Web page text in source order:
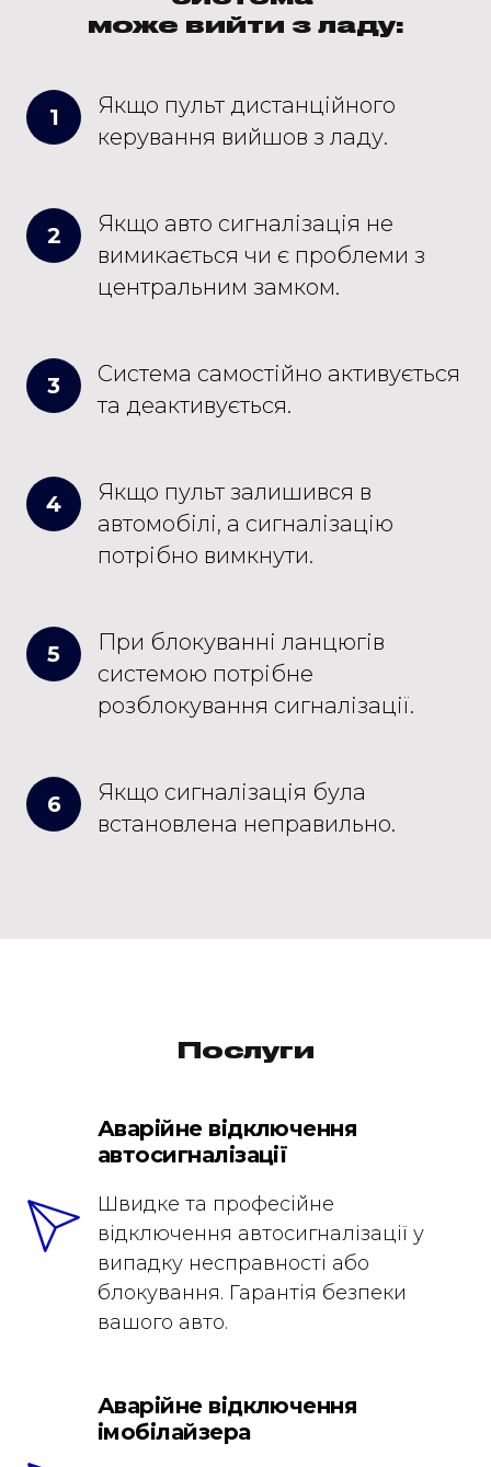
може вийти з ладу:
1
Якщо пульт дистанційного
керування вийшов з ладу.
2
Якщо авто сигналізація не
вимикається чи є проблеми з
центральним замком.
3
Система самостійно активується
та деактивується.
4
Якщо пульт залишився в
автомобілі, а сигналізацію
потрібно вимкнути.
5
При блокуванні ланцюгів
системою потрібне
розблокування сигналізації.
6
Якщо сигналізація була
встановлена неправильно.
Послуги
Аварійне відключення
автосигналізації
Швидке та професійне
відключення автосигналізації у
випадку несправності або
блокування. Гарантія безпеки
вашого авто.
Аварійне відключення
імобілайзера